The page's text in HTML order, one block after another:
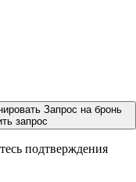
Запрос на бронь
запрос
подтверждения